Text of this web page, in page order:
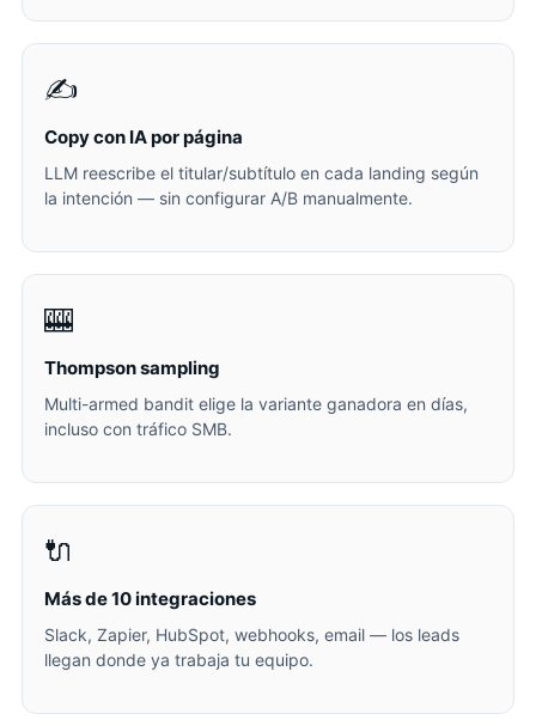
✍️
Copy con IA por página
LLM reescribe el titular/subtítulo en cada landing según
la intención — sin configurar A/B manualmente.
🎰
Thompson sampling
Multi-armed bandit elige la variante ganadora en días,
incluso con tráfico SMB.
🔌
Más de 10 integraciones
Slack, Zapier, HubSpot, webhooks, email — los leads
llegan donde ya trabaja tu equipo.